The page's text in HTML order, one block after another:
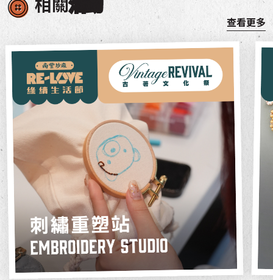
相關活動
查看更多